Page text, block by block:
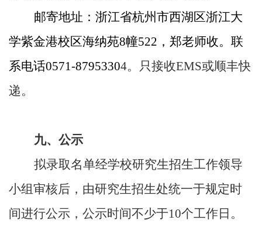
邮寄地址：浙江省杭州市西湖区浙江大
学紫金港校区海纳苑8幢522 ，郑老师收。联
系电话0571-87953304。只接收EMS或顺丰快
递。
九、公示
拟录取名单经学校研究生招生工作领导
小组审核后，由研究生招生处统一于规定时
间进行公示，公示时间不少于10个工作日。